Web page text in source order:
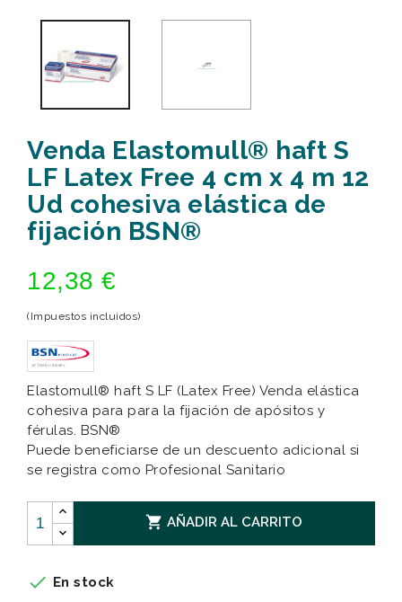
Venda Elastomull® haft S
LF Latex Free 4 cm x 4 m 12
Ud cohesiva elástica de
fijación BSN®
12,38 €
(Impuestos incluidos)
Elastomull® haft S LF (Latex Free) Venda elástica
cohesiva para para la fijación de apósitos y
férulas. BSN®
Puede beneficiarse de un descuento adicional si
se registra como Profesional Sanitario
 AÑADIR AL CARRITO
 En stock